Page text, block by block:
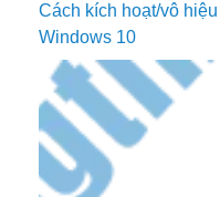
Cách kích hoạt/vô
Windows 10